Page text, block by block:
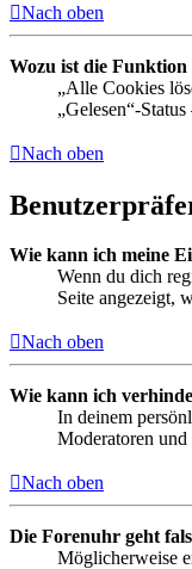
Nach oben
Wozu ist die Funktion
„Alle Cookies
„Gelesen“-
Nach oben
Wie kann ich meine
Wenn du dich
Seite angezeigt,
Nach oben
Wie kann ich
In deinem
Moderatoren und
Nach oben
Die Forenuhr geht
Möglicherweise